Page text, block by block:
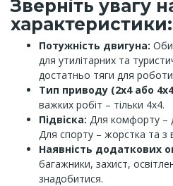
Зверніть увагу
характеристики:
Потужність двигуна:
для утилітарних та
достатньо тяги для
Тип приводу (2х4 або
важких робіт – тільки 4х4.
Підвіска: Для комфорту –
Для спорту – жорстка та з
Наявність додаткових
багажники, захист,
знадобитися.